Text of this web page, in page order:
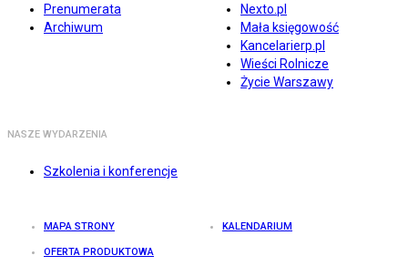
Prenumerata
Archiwum
Nexto.pl
Mała księgowość
Kancelarierp.pl
Wieści Rolnicze
Życie Warszawy
NASZE WYDARZENIA
Szkolenia i konferencje
MAPA STRONY KALENDARIUM
OFERTA PRODUKTOWA